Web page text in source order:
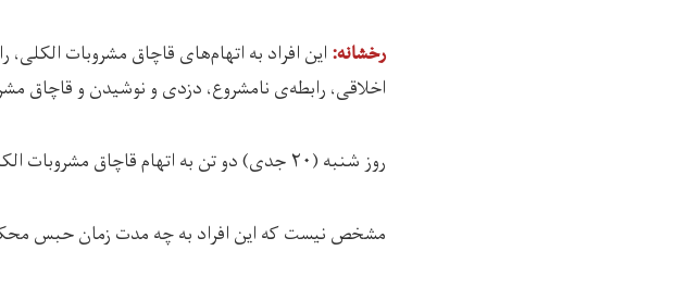
رخشانه: اين افراد به اتهام‌های قاچاق مشروبات
اخلاقی، رابطه‌ی نامشروع، دزدی و نوشیدن و قاچاق
روز شنبه (۲۰ جدی) دو تن به اتهام قاچاق مشروبات الکلی در بلخ، در ملاءعام ۳۹ ضربه شلاق زده شدند.
مشخص نیست که این افراد به چه مدت زمان حبس